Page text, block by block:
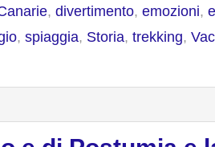
, divertimento, emozioni,
, spiaggia, Storia, trekking,